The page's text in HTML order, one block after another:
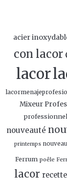
acier
con lacor
lacor
Mixeur
nouveauté
printemps
Ferrum poêle
lacor